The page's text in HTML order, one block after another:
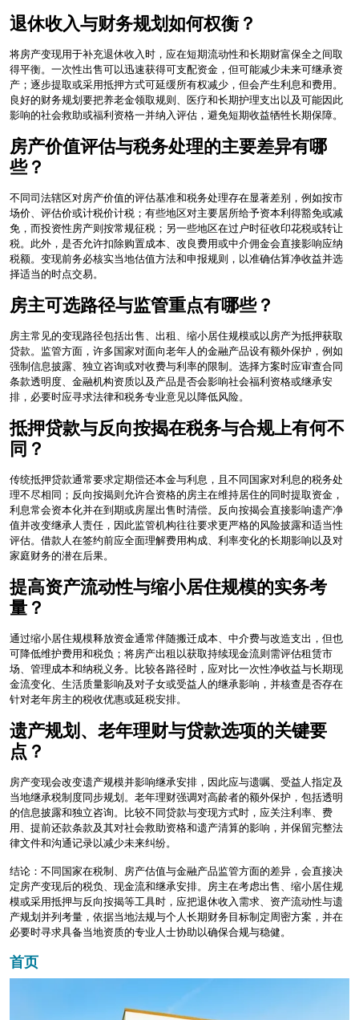
退休收入与财务规划如何权衡？
将房产变现用于补充退休收入时，应在短期流动性和长期财富保全之间取
得平衡。一次性出售可以迅速获得可支配资金，但可能减少未来可继承资
产；逐步提取或采用抵押方式可延缓所有权减少，但会产生利息和费用。
良好的财务规划要把养老金领取规则、医疗和长期护理支出以及可能因此
影响的社会救助或福利资格一并纳入评估，避免短期收益牺牲长期保障。
房产价值评估与税务处理的主要差异有哪
些？
不同司法辖区对房产价值的评估基准和税务处理存在显著差别，例如按市
场价、评估价或计税价计税；有些地区对主要居所给予资本利得豁免或减
免，而投资性房产则按常规征税；另一些地区在过户时征收印花税或转让
税。此外，是否允许扣除购置成本、改良费用或中介佣金会直接影响应纳
税额。变现前务必核实当地估值方法和申报规则，以准确估算净收益并选
择适当的时点交易。
房主可选路径与监管重点有哪些？
房主常见的变现路径包括出售、出租、缩小居住规模或以房产为抵押获取
贷款。监管方面，许多国家对面向老年人的金融产品设有额外保护，例如
强制信息披露、独立咨询或对收费与利率的限制。选择方案时应审查合同
条款透明度、金融机构资质以及产品是否会影响社会福利资格或继承安
排，必要时应寻求法律和税务专业意见以降低风险。
抵押贷款与反向按揭在税务与合规上有何不
同？
传统抵押贷款通常要求定期偿还本金与利息，且不同国家对利息的税务处
理不尽相同；反向按揭则允许合资格的房主在维持居住的同时提取资金，
利息常会资本化并在到期或房屋出售时清偿。反向按揭会直接影响遗产净
值并改变继承人责任，因此监管机构往往要求更严格的风险披露和适当性
评估。借款人在签约前应全面理解费用构成、利率变化的长期影响以及对
家庭财务的潜在后果。
提高资产流动性与缩小居住规模的实务考
量？
通过缩小居住规模释放资金通常伴随搬迁成本、中介费与改造支出，但也
可降低维护费用和税负；将房产出租以获取持续现金流则需评估租赁市
场、管理成本和纳税义务。比较各路径时，应对比一次性净收益与长期现
金流变化、生活质量影响及对子女或受益人的继承影响，并核查是否存在
针对老年房主的税收优惠或延税安排。
遗产规划、老年理财与贷款选项的关键要
点？
房产变现会改变遗产规模并影响继承安排，因此应与遗嘱、受益人指定及
当地继承税制度同步规划。老年理财强调对高龄者的额外保护，包括透明
的信息披露和独立咨询。比较不同贷款与变现方式时，应关注利率、费
用、提前还款条款及其对社会救助资格和遗产清算的影响，并保留完整法
律文件和沟通记录以减少未来纠纷。
结论：不同国家在税制、房产估值与金融产品监管方面的差异，会直接决
定房产变现后的税负、现金流和继承安排。房主在考虑出售、缩小居住规
模或采用抵押与反向按揭等工具时，应把退休收入需求、资产流动性与遗
产规划并列考量，依据当地法规与个人长期财务目标制定周密方案，并在
必要时寻求具备当地资质的专业人士协助以确保合规与稳健。
首页